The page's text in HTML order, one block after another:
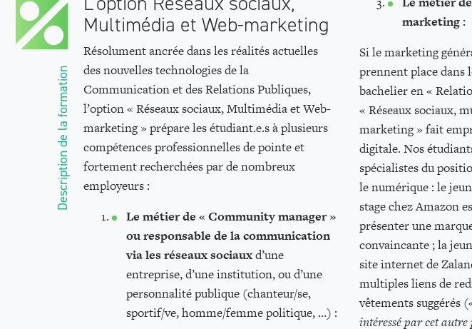
Description de la formation
Multimédia et Web-marketing
Résolument ancrée dans les réalités actuelles
des nouvelles technologies de la
Communication et des Relations Publiques,
l’option « Réseaux sociaux, Multimédia et Web-
marketing » prépare les étudiant.e.s à plusieurs
compétences professionnelles de pointe et
fortement recherchées par de nombreux
employeurs :
Le métier de « Community manager »
ou responsable de la communication
via les réseaux sociauxd’une
entreprise, d’une institution, ou d’une
personnalité publique (chanteur/se,
sportif/ve, homme/femme politique, …) :
marketing :
Si le marketing
prennent place dans
bachelier en «
« Réseaux sociaux,
marketing » fait
digitale. Nos
spécialistes du
le numérique : le
stage chez Amazon
présenter une
convaincante ; la
site internet de
multiples liens de
vêtements suggérés (
intéressé par cet